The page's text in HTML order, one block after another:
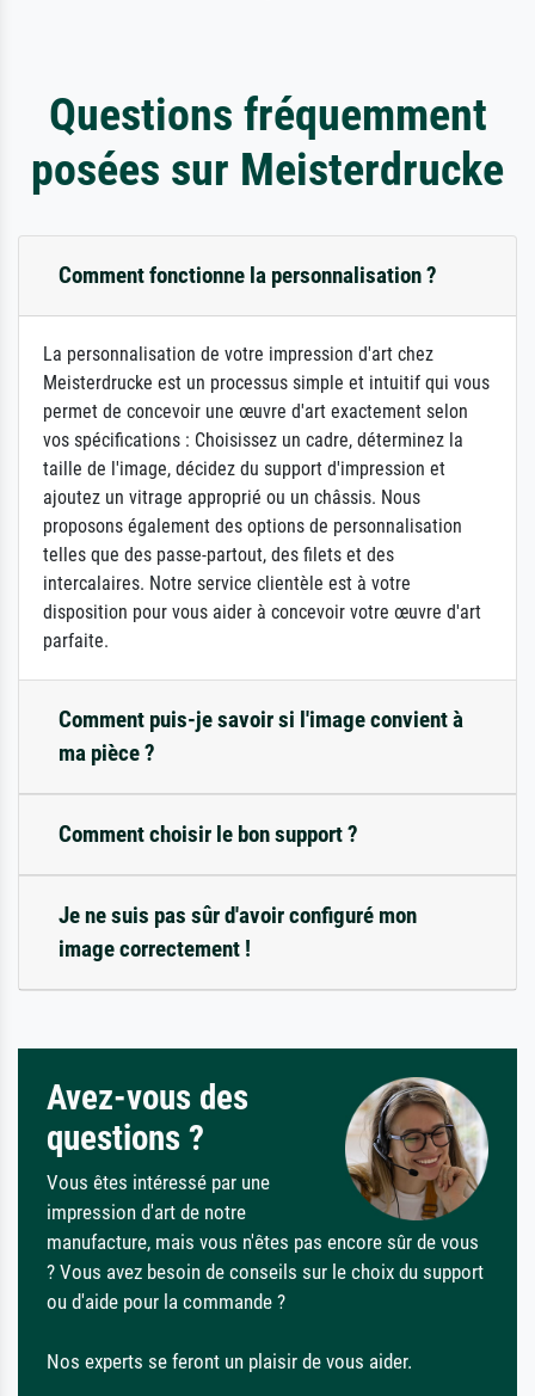
Questions fréquemment
posées sur Meisterdrucke
Comment fonctionne la personnalisation ?
La personnalisation de votre impression d'art chez
Meisterdrucke est un processus simple et intuitif qui vous
permet de concevoir une œuvre d'art exactement selon
vos spécifications : Choisissez un cadre, déterminez la
taille de l'image, décidez du support d'impression et
ajoutez un vitrage approprié ou un châssis. Nous
proposons également des options de personnalisation
telles que des passe-partout, des filets et des
intercalaires. Notre service clientèle est à votre
disposition pour vous aider à concevoir votre œuvre d'art
parfaite.
Comment puis-je savoir si l'image convient à
ma pièce ?
Comment choisir le bon support ?
Je ne suis pas sûr d'avoir configuré mon
image correctement !
Avez-vous des
questions ?
Vous êtes intéressé par une
impression d'art de notre
manufacture, mais vous n'êtes pas encore sûr de vous
? Vous avez besoin de conseils sur le choix du support
ou d'aide pour la commande ?
Nos experts se feront un plaisir de vous aider.